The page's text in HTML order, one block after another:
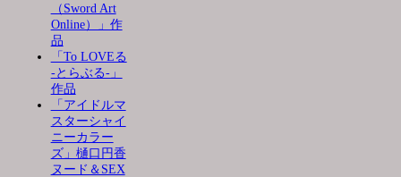
（Sword Art
Online）」作
品
「To LOVEる
-とらぶる-」
作品
「アイドルマ
スターシャイ
ニーカラー
ズ」樋口円香
ヌード＆SEX